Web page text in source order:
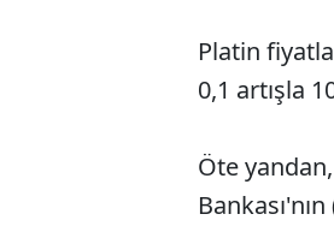
Platin
0,1 artışla
Öte